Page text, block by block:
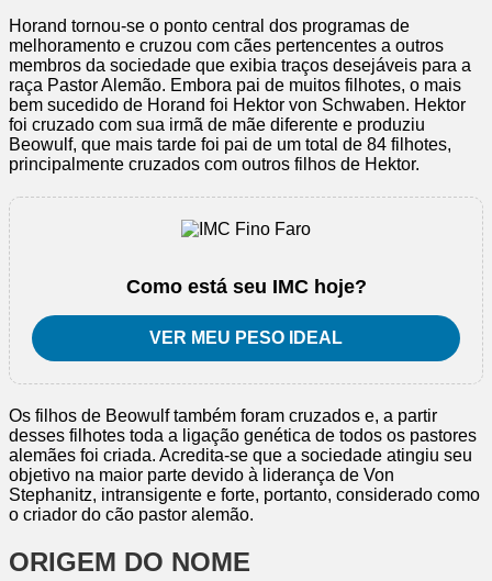
Horand tornou-se o ponto central dos programas de
melhoramento e cruzou com cães pertencentes a outros
membros da sociedade que exibia traços desejáveis para a
raça Pastor Alemão. Embora pai de muitos filhotes, o mais
bem sucedido de Horand foi Hektor von Schwaben. Hektor
foi cruzado com sua irmã de mãe diferente e produziu
Beowulf, que mais tarde foi pai de um total de 84 filhotes,
principalmente cruzados com outros filhos de Hektor.
Como está seu IMC hoje?
VER MEU PESO IDEAL
Os filhos de Beowulf também foram cruzados e, a partir
desses filhotes toda a ligação genética de todos os pastores
alemães foi criada. Acredita-se que a sociedade atingiu seu
objetivo na maior parte devido à liderança de Von
Stephanitz, intransigente e forte, portanto, considerado como
o criador do cão pastor alemão.
ORIGEM DO NOME